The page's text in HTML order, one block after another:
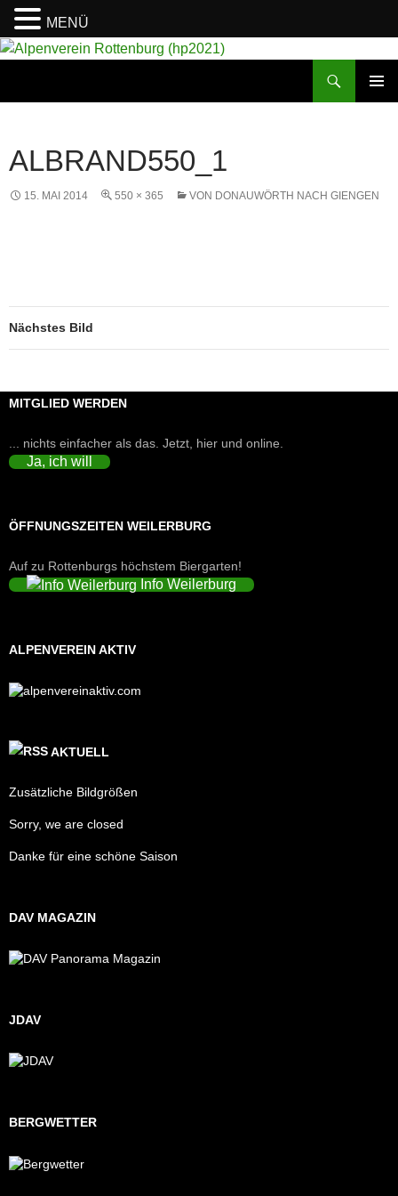
ALBRAND550_1
15. MAI 2014 550 × 365 VON DONAUWÖRTH NACH GIENGEN
Nächstes Bild
MITGLIED WERDEN
... nichts einfacher als das. Jetzt, hier und online.
Ja, ich will
ÖFFNUNGSZEITEN WEILERBURG
Auf zu Rottenburgs höchstem Biergarten!
Info Weilerburg
ALPENVEREIN AKTIV
AKTUELL
Zusätzliche Bildgrößen
Sorry, we are closed
Danke für eine schöne Saison
DAV MAGAZIN
JDAV
BERGWETTER
MENÜ